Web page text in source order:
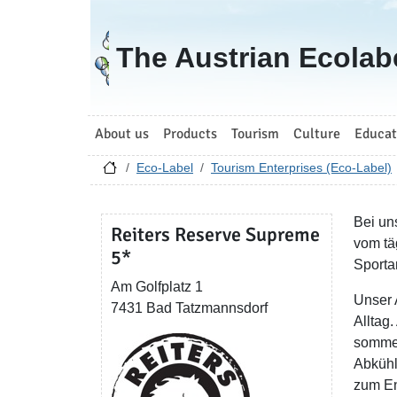
Go to homepage
The Austrian
About us Products Tourism Culture
Eco-Label Tourism Enterprises (Eco-Label)
Reiters Reserve Supreme
5*
Am Golfplatz 1
7431 Bad Tatzmannsdorf
Bei
vom
Unser
Alltag.
zum